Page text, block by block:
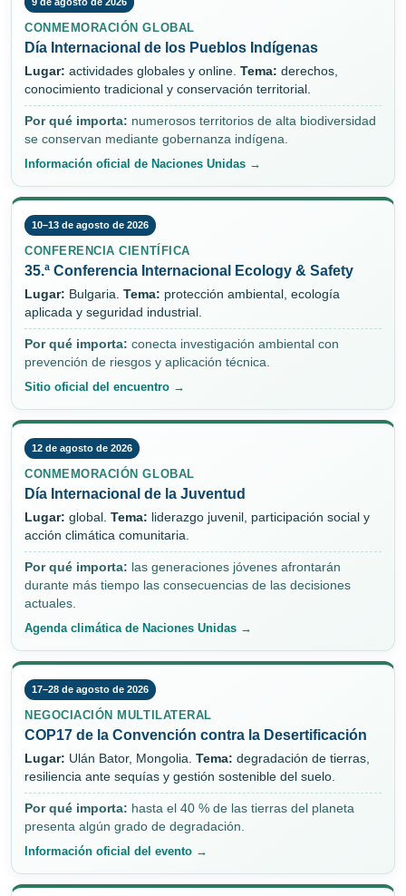
CONMEMORACIÓN GLOBAL
Día Internacional de los Pueblos Indígenas
Lugar: actividades globales y online. Tema: derechos,
conocimiento tradicional y conservación territorial.
Por qué importa: numerosos territorios de alta biodiversidad
se conservan mediante gobernanza indígena.
Información oficial de Naciones Unidas →
10–13 de agosto de 2026
CONFERENCIA CIENTÍFICA
35.ª Conferencia Internacional Ecology & Safety
Lugar: Bulgaria. Tema: protección ambiental, ecología
aplicada y seguridad industrial.
Por qué importa: conecta investigación ambiental con
prevención de riesgos y aplicación técnica.
Sitio oficial del encuentro →
12 de agosto de 2026
CONMEMORACIÓN GLOBAL
Día Internacional de la Juventud
Lugar: global. Tema: liderazgo juvenil, participación social y
acción climática comunitaria.
Por qué importa: las generaciones jóvenes afrontarán
durante más tiempo las consecuencias de las decisiones
actuales.
Agenda climática de Naciones Unidas →
17–28 de agosto de 2026
NEGOCIACIÓN MULTILATERAL
COP17 de la Convención contra la Desertificación
Lugar: Ulán Bator, Mongolia. Tema: degradación de tierras,
resiliencia ante sequías y gestión sostenible del suelo.
Por qué importa: hasta el 40 % de las tierras del planeta
presenta algún grado de degradación.
Información oficial del evento →